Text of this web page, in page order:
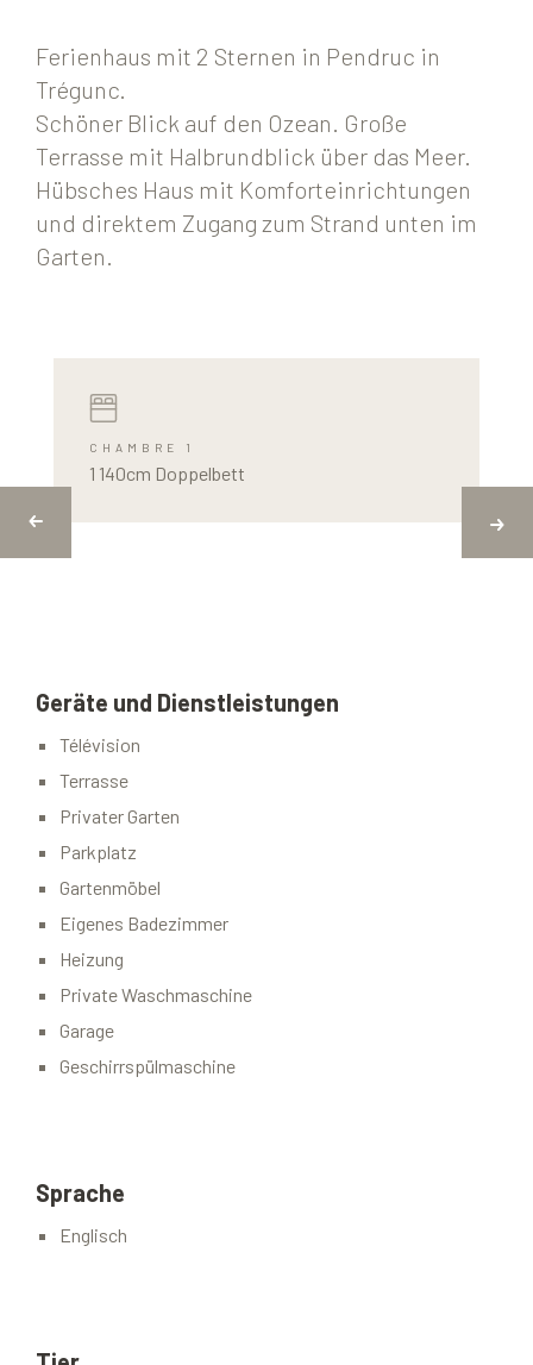
Ferienhaus mit 2 Sternen in Pendruc in
Trégunc.
Schöner Blick auf den Ozean. Große
Terrasse mit Halbrundblick über das Meer.
Hübsches Haus mit Komforteinrichtungen
und direktem Zugang zum Strand unten im
Garten.
CHAMBRE 1
1 140cm Doppelbett
Geräte und Dienstleistungen
Télévision
Terrasse
Privater Garten
Parkplatz
Gartenmöbel
Eigenes Badezimmer
Heizung
Private Waschmaschine
Garage
Geschirrspülmaschine
Sprache
Englisch